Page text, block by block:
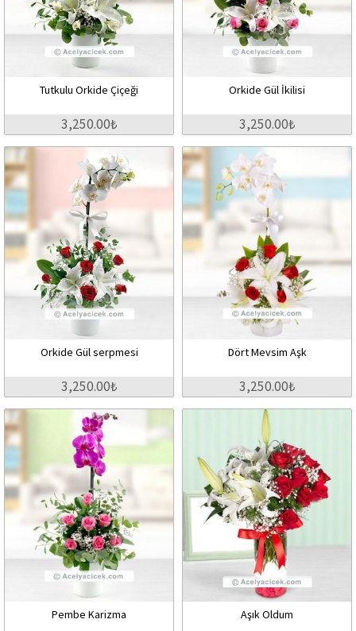
Tutkulu Orkide Çiçeği
3,250.00₺
Orkide Gül İkilisi
3,250.00₺
Orkide Gül serpmesi
3,250.00₺
Dört Mevsim Aşk
3,250.00₺
Pembe Karizma Aşık Oldum